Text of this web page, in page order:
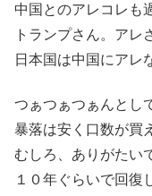
中国とのアレコレも
トランプさん。アレ
日本国は中国にアレ
つぁつぁつぁんとし
暴落は安く口数が買
むしろ、ありがたい
１０年ぐらいで回復